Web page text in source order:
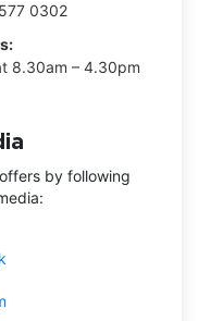
0302
8.30am – 4.30pm
by following